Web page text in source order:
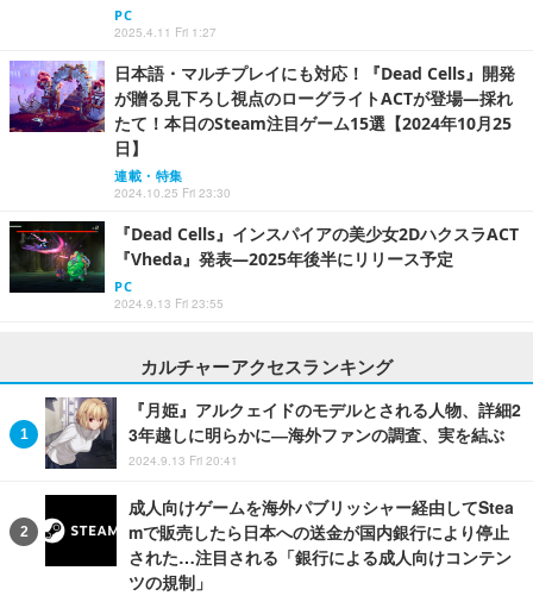
PC
2025.4.11 Fri 1:27
日本語・マルチプレイにも対応！『Dead Cells』開発
が贈る見下ろし視点のローグライトACTが登場―採れ
たて！本日のSteam注目ゲーム15選【2024年10月25
日】
連載・特集
2024.10.25 Fri 23:30
『Dead Cells』インスパイアの美少女2DハクスラACT
『Vheda』発表―2025年後半にリリース予定
PC
2024.9.13 Fri 23:55
カルチャーアクセスランキング
『月姫』アルクェイドのモデルとされる人物、詳細2
3年越しに明らかに―海外ファンの調査、実を結ぶ
2024.9.13 Fri 20:41
成人向けゲームを海外パブリッシャー経由してStea
mで販売したら日本への送金が国内銀行により停止
された…注目される「銀行による成人向けコンテン
ツの規制」